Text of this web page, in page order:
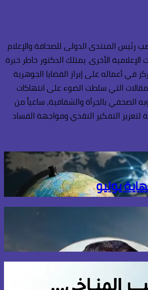
رئيس المنتدى الدولى للصحافة والإعلام
الأخرى. يمتلك الدكتور خاطر خبرة
أعماله على إبراز القضايا الجوهرية
التي سلطت الضوء على انتهاكات
الصحفي بالجرأة والشفافية، ساعياً من
التفكير النقدي ومواجهة الفساد